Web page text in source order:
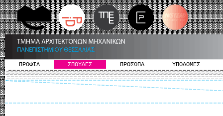
ΠΡΟΦΙΛ ΣΠΟΥΔΕΣ ΠΡΟΣΩΠΑ ΥΠΟΔΟΜΕΣ